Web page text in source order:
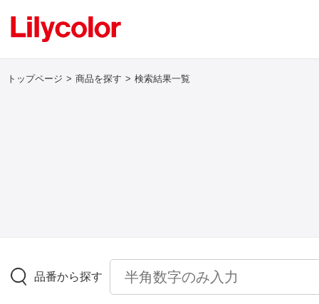
トップページ 商品を探す 検索結果一覧
品番から探す